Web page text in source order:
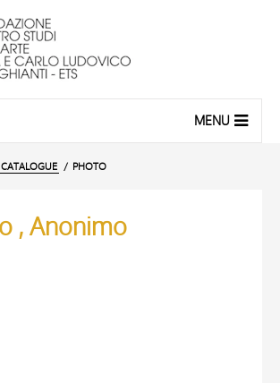
MENU
PHOTO
, Anonimo